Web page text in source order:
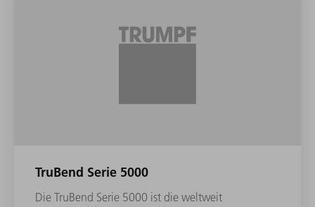
TruBend Serie 5000
Die TruBend Serie 5000 ist die weltweit